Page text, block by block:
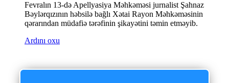
Fevralın 13-də Apellyasiya Məhkəməsi jurnalist Şahnaz
Bəylərqızının həbsilə bağlı Xətai Rayon Məhkəməsinin
qərarından müdafiə tərəfinin şikayətini təmin etməyib.
Ardını oxu